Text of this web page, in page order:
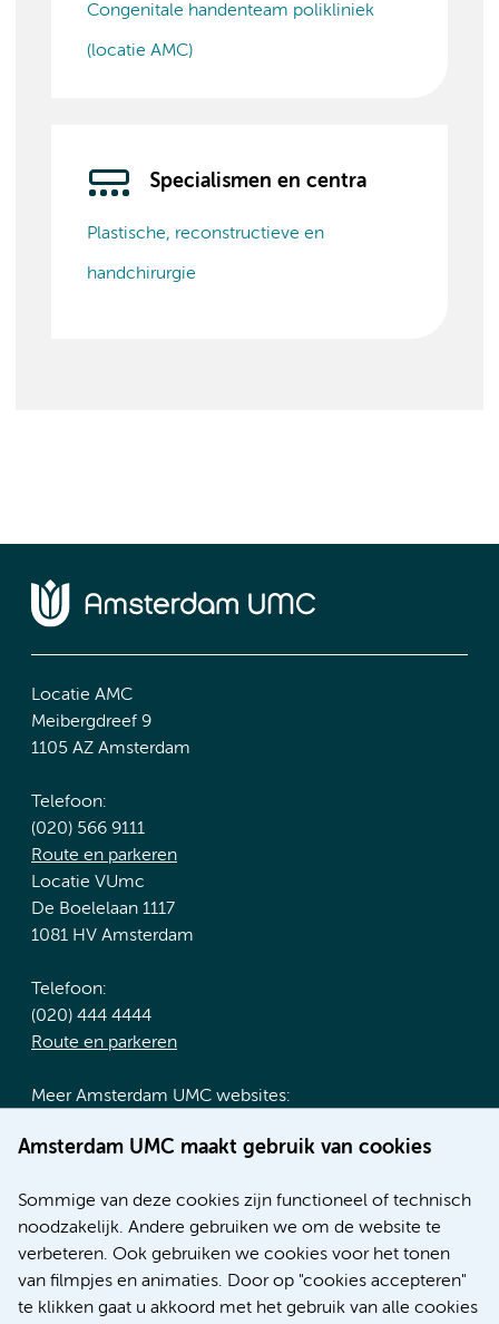
Amsterdam UMC maakt gebruik van cookies
Sommige van deze cookies zijn functioneel of technisch
noodzakelijk. Andere gebruiken we om de website te
verbeteren. Ook gebruiken we cookies voor het tonen
van filmpjes en animaties. Door op "cookies accepteren"
te klikken gaat u akkoord met het gebruik van alle cookies
Congenitale handenteam polikliniek
(locatie AMC)
Specialismen en centra
Plastische, reconstructieve en
handchirurgie
Locatie AMC
Meibergdreef 9
1105 AZ Amsterdam
Telefoon:
(020) 566 9111
Route en parkeren
Locatie VUmc
De Boelelaan 1117
1081 HV Amsterdam
Telefoon:
(020) 444 4444
Route en parkeren
Meer Amsterdam UMC websites:
Werken bij Amsterdam UMC
Nieuws
Research
Educatie locatie AMC
Educatie locatie VUmc